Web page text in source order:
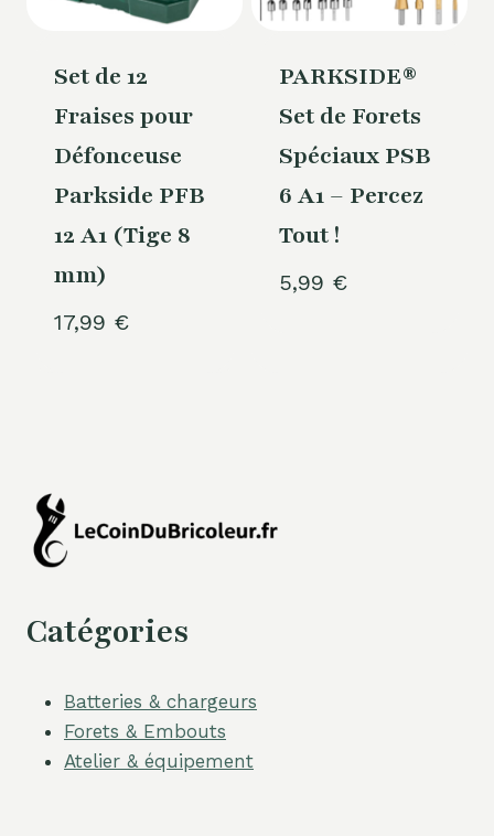
Set de 12
Fraises pour
Défonceuse
Parkside PFB
12 A1 (Tige 8
mm)
17,99 €
PARKSIDE®
Set de Forets
Spéciaux PSB
6 A1 – Percez
Tout !
5,99 €
Catégories
Batteries & chargeurs
Forets & Embouts
Atelier & équipement